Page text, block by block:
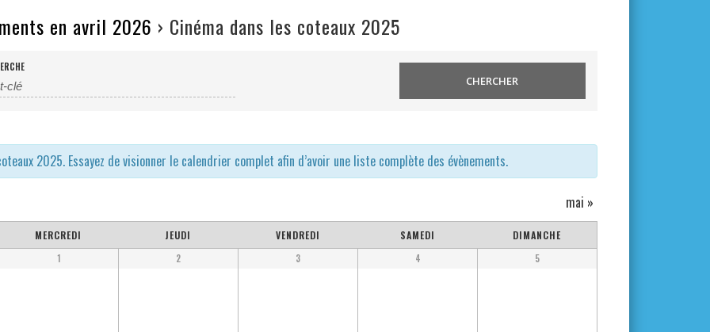
en avril 2026 › Cinéma dans les coteaux 2025
2025. Essayez de visionner le calendrier complet afin d’avoir une liste complète des évènements.
mai »
MERCREDI JEUDI VENDREDI SAMEDI DIMANCHE
1 2 3 4 5